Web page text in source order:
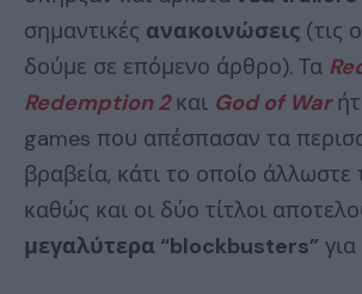
σημαντικές ανακοινώσεις (τις
δούμε σε επόμενο άρθρο). Τα
Redemption 2και God of War
games που απέσπασαν τα
βραβεία, κάτι το οποίο άλλωστε
καθώς και οι δύο τίτλοι
μεγαλύτερα “blockbusters”